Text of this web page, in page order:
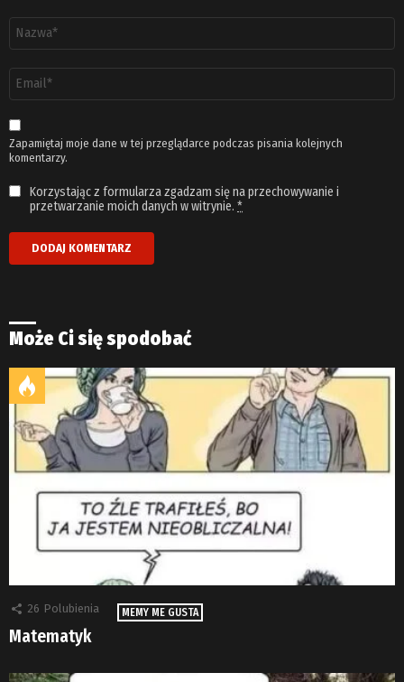
email
*
Zapamiętaj moje dane w tej przeglądarce podczas pisania kolejnych
komentarzy.
Korzystając z formularza zgadzam się na przechowywanie i
przetwarzanie moich danych w witrynie. *
Może Ci się spodobać
26 Polubienia MEMY ME GUSTA
Matematyk